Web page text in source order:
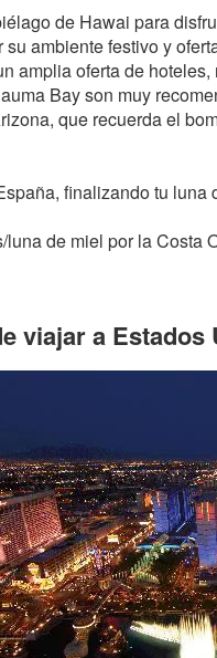
de Hawai para
ambiente festivo y
amplia oferta de
Bay son muy
que recuerda el
finalizando tu
de miel por la Costa
viajar a Estados